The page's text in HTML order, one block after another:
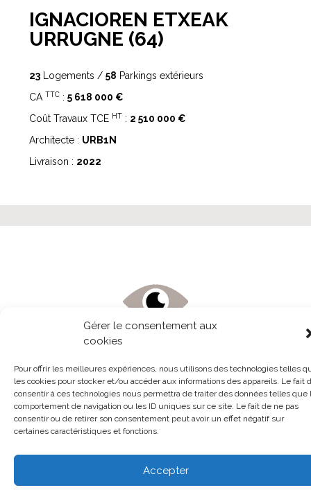
Gérer le consentement aux
cookies
Pour offrir les meilleures expériences, nous utilisons des technologies telles
les cookies pour stocker et/ou accéder aux informations des appareils. Le fait
consentir à ces technologies nous permettra de traiter des données telles que
comportement de navigation ou les ID uniques sur ce site. Le fait de ne pas
consentir ou de retirer son consentement peut avoir un effet négatif sur
certaines caractéristiques et fonctions.
Accepter
IGNACIOREN ETXEAK
URRUGNE (64)
23 Logements / 58 Parkings extérieurs
CA TTC : 5 618 000 €
Coût Travaux TCE HT : 2 510 000 €
Architecte : URB1N
Livraison : 2022
Consulteznotre brochure